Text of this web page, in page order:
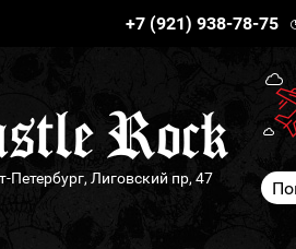
+7 (921) 938-78-75
Петербург, Лиговский пр, 47